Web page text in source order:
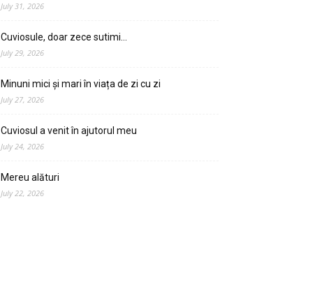
July 31, 2026
Cuviosule, doar zece sutimi…
July 29, 2026
Minuni mici și mari în viața de zi cu zi
July 27, 2026
Cuviosul a venit în ajutorul meu
July 24, 2026
Mereu alături
July 22, 2026